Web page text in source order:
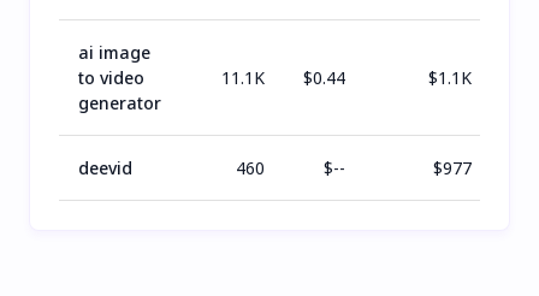
ai image
to video
generator
11.1K $0.44 $1.1K
deevid 460 $-- $977